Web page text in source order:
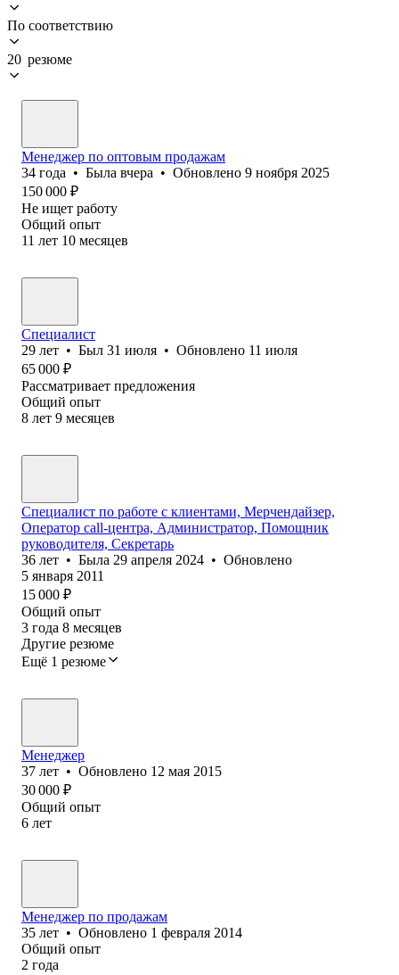
По соответствию
20 резюме
Менеджер по оптовым продажам
34 года • Была вчера • Обновлено 9 ноября 2025
150 000 ₽
Не ищет работу
Общий опыт
11 лет 10 месяцев
Специалист
29 лет • Был 31 июля • Обновлено 11 июля
65 000 ₽
Рассматривает предложения
Общий опыт
8 лет 9 месяцев
Специалист по работе с клиентами, Мерчендайзер,
Оператор call-центра, Администратор, Помощник
руководителя, Секретарь
36 лет • Была 29 апреля 2024 • Обновлено
5 января 2011
15 000 ₽
Общий опыт
3 года 8 месяцев
Другие резюме
Ещё 1 резюме
Менеджер
37 лет • Обновлено 12 мая 2015
30 000 ₽
Общий опыт
6 лет
Менеджер по продажам
35 лет • Обновлено 1 февраля 2014
Общий опыт
2 года